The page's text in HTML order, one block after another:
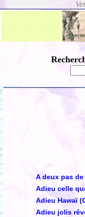
A deux pas
Adieu celle
Adieu Hawaï
Adieu jolis